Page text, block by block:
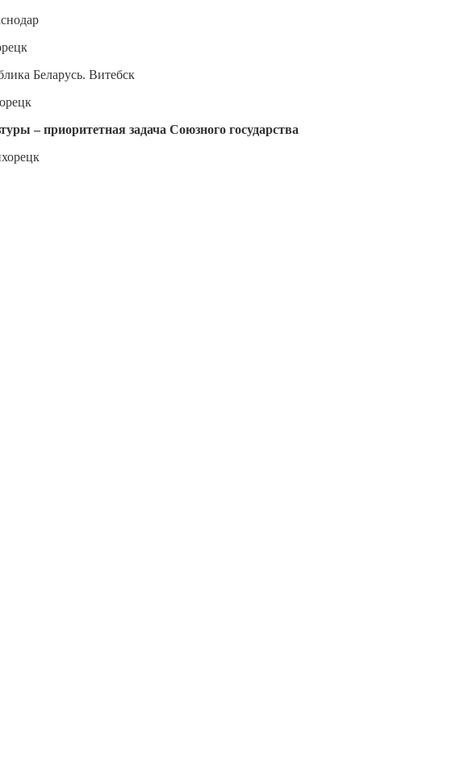
Беларусь. Витебск
– приоритетная задача Союзного государства